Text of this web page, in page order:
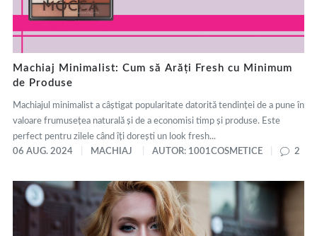
Machiaj Minimalist: Cum să Arăți Fresh cu Minimum
de Produse
Machiajul minimalist a câștigat popularitate datorită tendinței de a pune în
valoare frumusețea naturală și de a economisi timp și produse. Este
perfect pentru zilele când îți dorești un look fresh...
06 AUG. 2024
MACHIAJ AUTOR: 1001COSMETICE 2